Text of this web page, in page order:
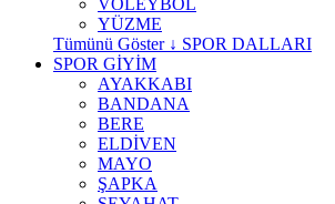
VOLEYBOL
YÜZME
Tümünü Göster ↓ SPOR DALLARI
SPOR GİYİM
AYAKKABI
BANDANA
BERE
ELDİVEN
MAYO
ŞAPKA